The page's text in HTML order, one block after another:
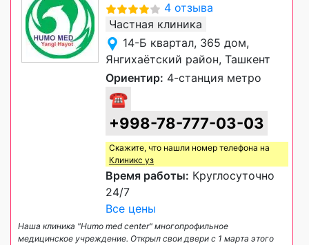
4 отзыва
Частная клиника
14-Б квартал, 365 дом,
Янгихаётский район, Ташкент
Ориентир: 4-станция метро
☎
+998-78-777-03-03
Скажите, что нашли номер телефона на
Клиникс уз
Время работы: Круглосуточно
24/7
Все цены
Наша клиника "Humo med center" многопрофильное
медицинское учреждение. Открыл свои двери с 1 марта этого